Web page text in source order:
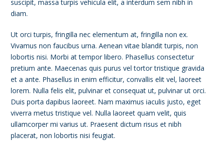
suscipit, massa turpis vehicula elit, a interdum sem nibh in
diam.
Ut orci turpis, fringilla nec elementum at, fringilla non ex.
Vivamus non faucibus urna. Aenean vitae blandit turpis, non
lobortis nisi. Morbi at tempor libero. Phasellus consectetur
pretium ante. Maecenas quis purus vel tortor tristique gravida
et a ante. Phasellus in enim efficitur, convallis elit vel, laoreet
lorem. Nulla felis elit, pulvinar et consequat ut, pulvinar ut orci.
Duis porta dapibus laoreet. Nam maximus iaculis justo, eget
viverra metus tristique vel. Nulla laoreet quam velit, quis
ullamcorper mi varius ut. Praesent dictum risus et nibh
placerat, non lobortis nisi feugiat.